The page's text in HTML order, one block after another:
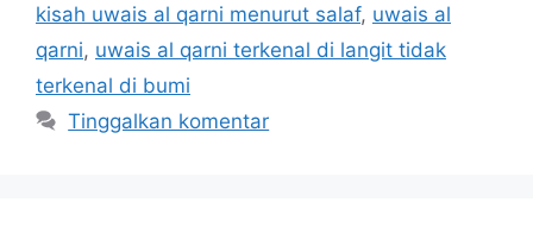
kisah uwais al qarni menurut salaf, uwais al
qarni, uwais al qarni terkenal di langit tidak
terkenal di bumi
Tinggalkan komentar